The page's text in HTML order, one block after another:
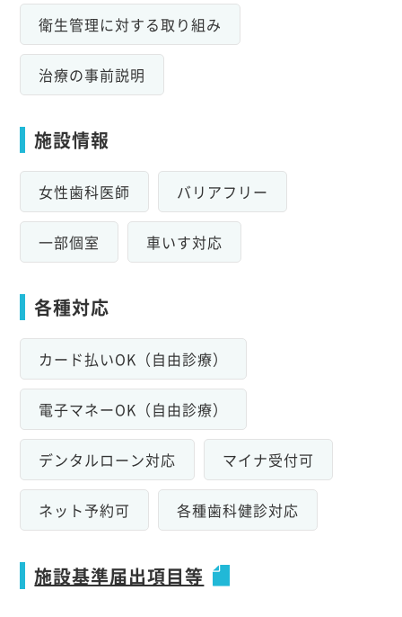
衛生管理に対する取り組み
治療の事前説明
施設情報
女性歯科医師 バリアフリー
一部個室 車いす対応
各種対応
カード払いOK（自由診療）
電子マネーOK（自由診療）
デンタルローン対応 マイナ受付可
ネット予約可 各種歯科健診対応
施設基準届出項目等